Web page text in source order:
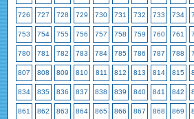
726 727 728 729 730 731 732 733 734
753 754 755 756 757 758 759 760 761
780 781 782 783 784 785 786 787 788
807 808 809 810 811 812 813 814 815
834 835 836 837 838 839 840 841 842
861 862 863 864 865 866 867 868 869